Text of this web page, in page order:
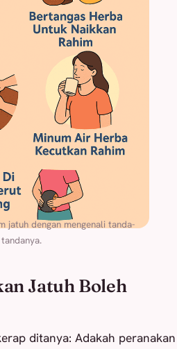
jatuh dengan mengenali tanda-
tandanya.
Jatuh Boleh
ditanya: Adakah peranakan